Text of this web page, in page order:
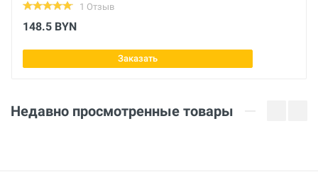
1 Отзыв
148.5 BYN
Заказать
Недавно просмотренные товары